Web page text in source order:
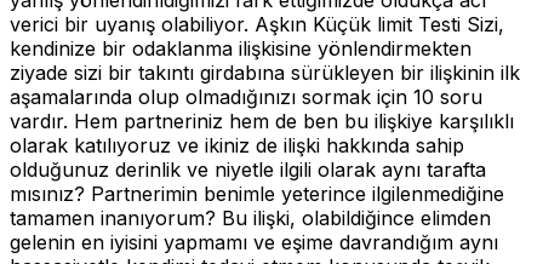
verici bir uyanış olabiliyor. Aşkın Küçük limit Testi Sizi,
kendinize bir odaklanma ilişkisine yönlendirmekten
ziyade sizi bir takıntı girdabına sürükleyen bir ilişkinin ilk
aşamalarında olup olmadığınızı sormak için 10 soru
vardır. Hem partneriniz hem de ben bu ilişkiye karşılıklı
olarak katılıyoruz ve ikiniz de ilişki hakkında sahip
olduğunuz derinlik ve niyetle ilgili olarak aynı tarafta
mısınız? Partnerimin benimle yeterince ilgilenmediğine
tamamen inanıyorum? Bu ilişki, olabildiğince elimden
gelenin en iyisini yapmamı ve eşime davrandığım aynı